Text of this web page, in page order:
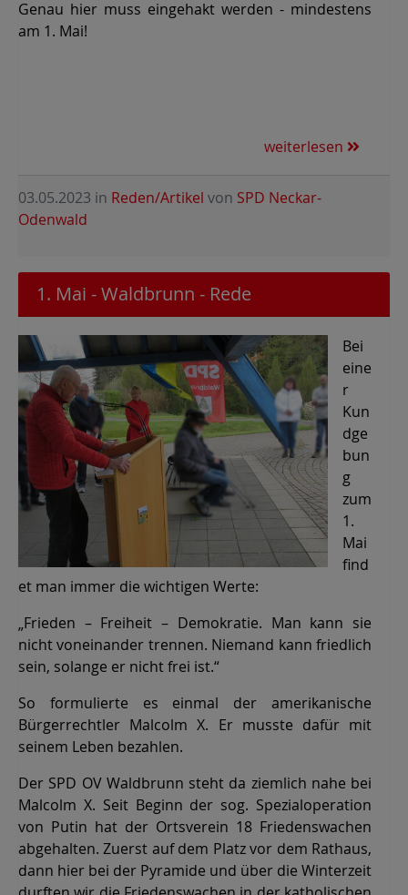
Genau hier muss eingehakt werden - mindestens
am 1. Mai!
weiterlesen
03.05.2023 in Reden/Artikel von SPD Neckar-
Odenwald
1. Mai - Waldbrunn - Rede
Bei
eine
r
Kun
dge
bun
g
zum
1.
Mai
find
et man immer die wichtigen Werte:
„Frieden – Freiheit – Demokratie. Man kann sie
nicht voneinander trennen. Niemand kann friedlich
sein, solange er nicht frei ist.“
So formulierte es einmal der amerikanische
Bürgerrechtler Malcolm X. Er musste dafür mit
seinem Leben bezahlen.
Der SPD OV Waldbrunn steht da ziemlich nahe bei
Malcolm X. Seit Beginn der sog. Spezialoperation
von Putin hat der Ortsverein 18 Friedenswachen
abgehalten. Zuerst auf dem Platz vor dem Rathaus,
dann hier bei der Pyramide und über die Winterzeit